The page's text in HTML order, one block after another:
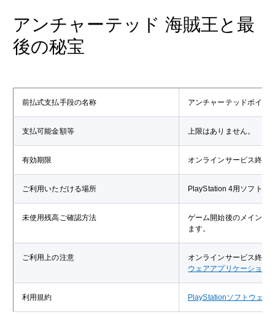
アンチャーテッド 海賊王と最
後の秘宝
前払式支払手段の名称 アンチャーテッドポイン
支払可能金額等 上限はありません。
有効期限 オンラインサービス終了
ご利用いただける場所 PlayStation 4用ソフトウ
未使用残高ご確認方法
ゲーム開始後のメインメ
ます。
ご利用上の注意
オンラインサービス終了
ウェアアプリケーション
利用規約 PlayStationソフトウェア